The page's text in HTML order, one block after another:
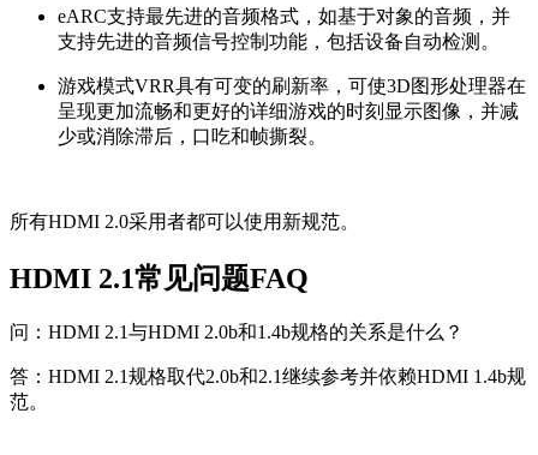
eARC支持最先进的音频格式，如基于对象的音频，并
支持先进的音频信号控制功能，包括设备自动检测。
游戏模式VRR具有可变的刷新率，可使3D图形处理器在
呈现更加流畅和更好的详细游戏的时刻显示图像，并减
少或消除滞后，口吃和帧撕裂。
所有HDMI 2.0采用者都可以使用新规范。
HDMI 2.1常见问题FAQ
问：HDMI 2.1与HDMI 2.0b和1.4b规格的关系是什么？
答：HDMI 2.1规格取代2.0b和2.1继续参考并依赖HDMI 1.4b规
范。